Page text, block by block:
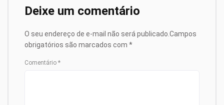
Deixe um comentário
O seu endereço de e-mail não será publicado. Campos
obrigatórios são marcados com *
Comentário *